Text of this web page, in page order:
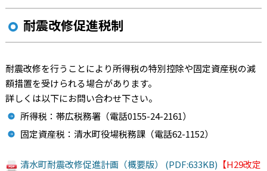
耐震改修促進税制
耐震改修を行うことにより所得税の特別控除や固定資産税の減
額措置を受けられる場合があります。
詳しくは以下にお問い合わせ下さい。
所得税：帯広税務署（電話0155-24-2161）
固定資産税：清水町役場税務課（電話62-1152）
清水町耐震改修促進計画（概要版） (PDF:633KB) 【H29改定